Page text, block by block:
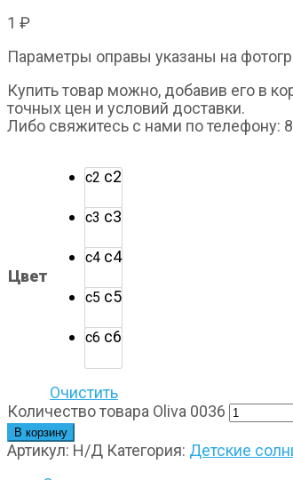
1 ₽
Параметры оправы указаны на
Купить товар можно, добавив его в
точных цен и условий доставки.
Либо свяжитесь с нами по телефону:
Цвет
с2 с2
с3 с3
с4 с4
с5 с5
с6 с6
Очистить
Количество товара Oliva 0036
В корзину
Артикул: Н/Д Категория: Детские